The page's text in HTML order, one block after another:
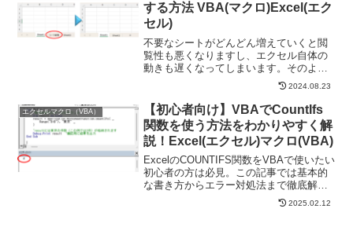
する方法 VBA(マクロ)Excel(エク
セル)
不要なシートがどんどん増えていくと閲
覧性も悪くなりますし、エクセル自体の
動きも遅くなってしまいます。そのよう
な場合はVBAを使って自動で不要なシー
トを削除することができます。今回は
VBAを使って高速でシートを削除する方
法をご紹介いたします。...
2024.08.23
エクセルマクロ（VBA）
【初心者向け】VBAでCountIfs
関数を使う方法をわかりやすく解
説！Excel(エクセル)マクロ(VBA)
ExcelのCOUNTIFS関数をVBAで使いたい
初心者の方は必見。この記事では基本的
な書き方からエラー対処法まで徹底解
説。実はちょっとしたコツで処理時間を
数分から数秒に短縮できます。この記事
2025.02.12